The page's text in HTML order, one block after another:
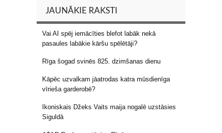
JAUNĀKIE RAKSTI
Vai AI spēj iemācīties blefot labāk nekā
pasaules labākie kāršu spēlētāji?
Rīga šogad svinēs 825. dzimšanas dienu
Kāpēc uzvalkam jāatrodas katra mūsdienīga
vīrieša garderobē?
Ikoniskais Džeks Vaits maija nogalē uzstāsies
Siguldā